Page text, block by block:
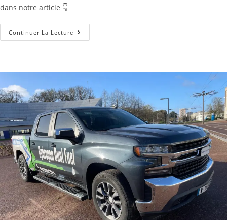
dans notre article 👇
Continuer La Lecture